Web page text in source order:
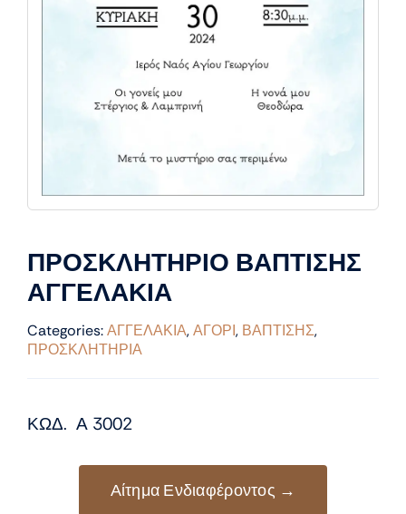
ΠΡΟΣΚΛΗΤΗΡΙΟ ΒΑΠΤΙΣΗΣ
ΑΓΓΕΛΑΚΙΑ
Categories:ΑΓΓΕΛΑΚΙΑ,ΑΓΟΡΙ, ΒΑΠΤΙΣΗΣ,
ΠΡΟΣΚΛΗΤΗΡΙΑ
ΚΩΔ. Α 3002
Αίτημα Ενδιαφέροντος →